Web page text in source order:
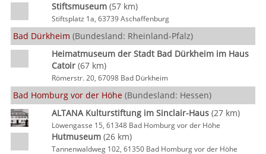
Stiftsmuseum(57 km)
Stiftsplatz 1a, 63739 Aschaffenburg
Bad Dürkheim (Bundesland: Rheinland-Pfalz)
Heimatmuseum der Stadt Bad Dürkheim im Haus
Catoir(67 km)
Römerstr. 20, 67098 Bad Dürkheim
Bad Homburg vor der Höhe (Bundesland: Hessen)
ALTANA Kulturstiftung im Sinclair-Haus(27 km)
Löwengasse 15, 61348 Bad Homburg vor der Höhe
Hutmuseum(26 km)
Tannenwaldweg 102, 61350 Bad Homburg vor der Höhe